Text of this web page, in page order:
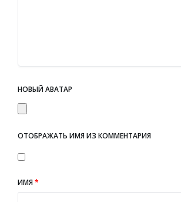
НОВЫЙ АВАТАР
ОТОБРАЖАТЬ ИМЯ ИЗ КОММЕНТАРИЯ
ИМЯ*